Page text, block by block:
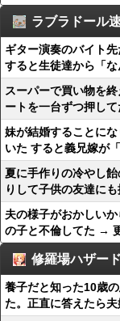
ラブラドール
ギター演奏のバイト
すると生徒達から「
スーパーで買い物を
ートを一台ずつ押し
妹が結婚することに
いた すると義兄嫁が
夏に手作りの冷やし
りして子供の友達に
夫の様子がおかしい
の子と不倫してた →
修羅場ハザード
養子だと知った10歳
た。正直に答えたら